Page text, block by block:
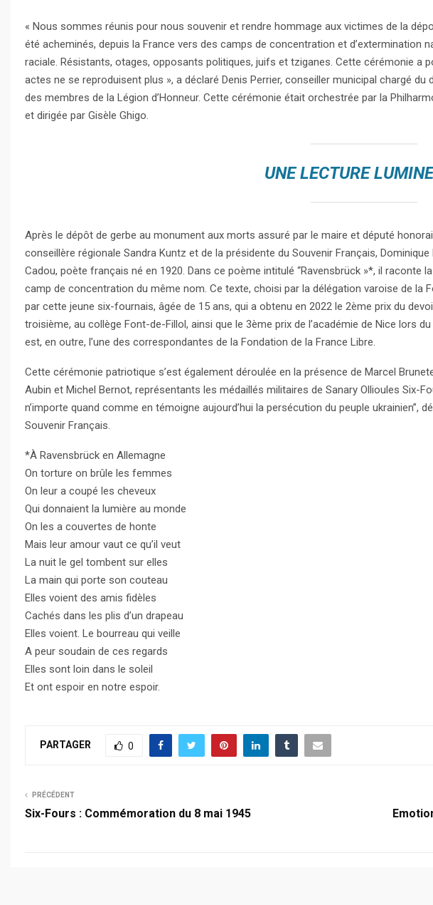
« Nous sommes réunis pour nous souvenir et rendre hommage aux victimes de la
été acheminés, depuis la France vers des camps de concentration et d’extermination
raciale. Résistants, otages, opposants politiques, juifs et tziganes. Cette cérémonie a
actes ne se reproduisent plus », a déclaré Denis Perrier, conseiller municipal chargé
des membres de la Légion d’Honneur. Cette cérémonie était orchestrée par la
et dirigée par Gisèle Ghigo.
UNE LECTURE
Après le dépôt de gerbe au monument aux morts assuré par le maire et député
conseillère régionale Sandra Kuntz et de la présidente du Souvenir Français,
Cadou, poète français né en 1920. Dans ce poème intitulé “Ravensbrück »*, il raconte
camp de concentration du même nom. Ce texte, choisi par la délégation varoise de la
par cette jeune six-fournais, âgée de 15 ans, qui a obtenu en 2022 le 2ème prix du
troisième, au collège Font-de-Fillol, ainsi que le 3ème prix de l’académie de Nice lors
est, en outre, l’une des correspondantes de la Fondation de la France Libre.
Cette cérémonie patriotique s’est également déroulée en la présence de Marcel
Aubin et Michel Bernot, représentants les médaillés militaires de Sanary Ollioules Six-
n’importe quand comme en témoigne aujourd’hui la persécution du peuple ukrainien”,
Souvenir Français.
*À Ravensbrück en Allemagne
On torture on brûle les femmes
On leur a coupé les cheveux
Qui donnaient la lumière au monde
On les a couvertes de honte
Mais leur amour vaut ce qu’il veut
La nuit le gel tombent sur elles
La main qui porte son couteau
Elles voient des amis fidèles
Cachés dans les plis d’un drapeau
Elles voient. Le bourreau qui veille
A peur soudain de ces regards
Elles sont loin dans le soleil
Et ont espoir en notre espoir.
PARTAGER 0
PRÉCÉDENT
Six-Fours : Commémoration du 8 mai 1945